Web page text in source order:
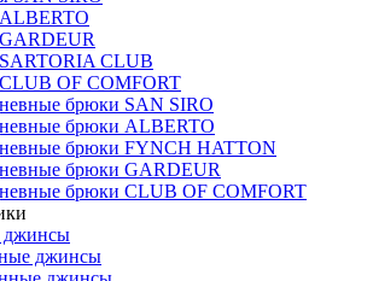
CLUB
OF COMFORT
брюки SAN SIRO
брюки ALBERTO
брюки FYNCH HATTON
брюки GARDEUR
брюки CLUB OF COMFORT
джинсы
джинсы